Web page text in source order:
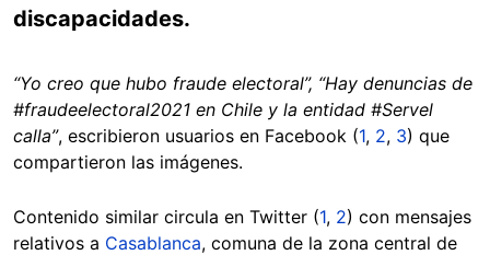
discapacidades.
“Yo creo que hubo fraude electoral”, “Hay denuncias de
#fraudeelectoral2021 en Chile y la entidad #Servel
calla”, escribieron usuarios en Facebook (1, 2, 3) que
compartieron las imágenes.
Contenido similar circula en Twitter (1, 2) con mensajes
relativos a Casablanca, comuna de la zona central de